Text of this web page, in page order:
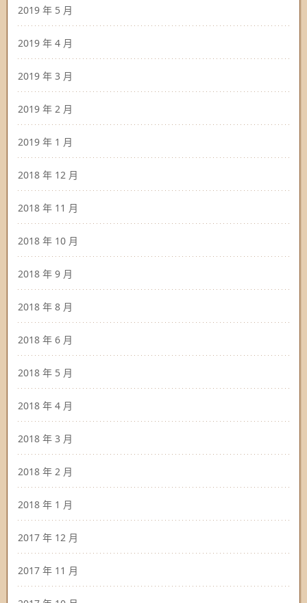
2019 年 5 月
2019 年 4 月
2019 年 3 月
2019 年 2 月
2019 年 1 月
2018 年 12 月
2018 年 11 月
2018 年 10 月
2018 年 9 月
2018 年 8 月
2018 年 6 月
2018 年 5 月
2018 年 4 月
2018 年 3 月
2018 年 2 月
2018 年 1 月
2017 年 12 月
2017 年 11 月